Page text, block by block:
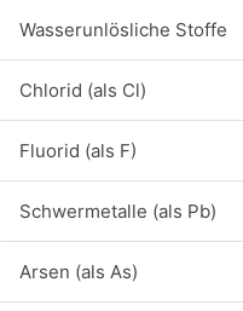
Wasserunlösliche Stoffe
Chlorid (als Cl)
Fluorid (als F)
Schwermetalle (als Pb)
Arsen (als As)